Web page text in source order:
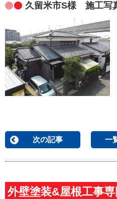
久留米市S様 施工写
次の記事 一
外壁塗装&屋根工事